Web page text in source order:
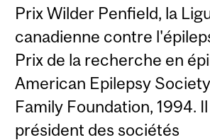
Prix Wilder Penfield, la
canadienne contre
Prix de la recherche en
American Epilepsy
Family Foundation, 1994.
président des sociétés